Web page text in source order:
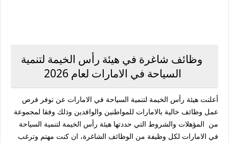
وظائف شاغرة في هيئة رأس الخيمة لتنمية
السياحة في الامارات لعام 2026
أعلنت هيئة رأس الخيمة لتنمية السياحة في الامارات عن توفر فرص
عمل وظائف خالية بالامارات للمواطنين والوافدين وذلك وفقا لمجموعة
من المؤهلات والشروط التي حددتها هيئة رأس الخيمة لتنمية السياحة
في الامارات لكل وظيفة من الوظائف الشاغرة، ان كنت مهتم وترغب